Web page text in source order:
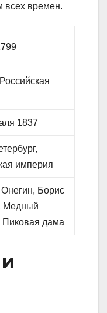
всех времен.
1837
империя
Онегин, Борис
Медный
Пиковая дама